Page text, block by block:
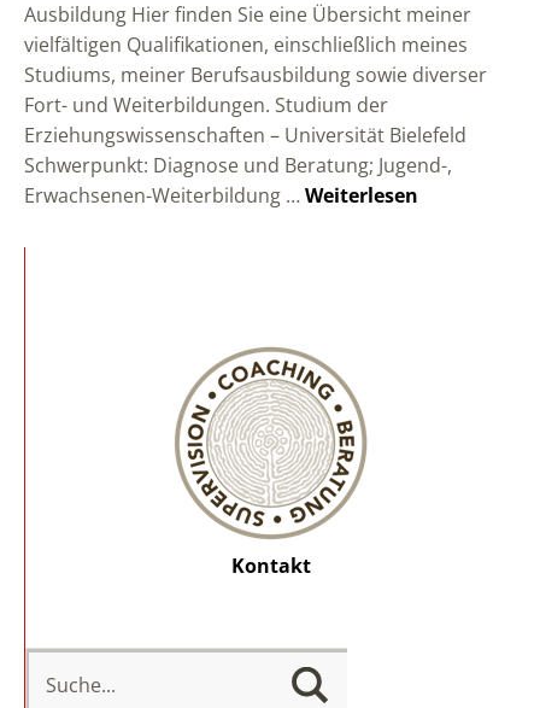
Ausbildung Hier finden Sie eine Übersicht meiner
vielfältigen Qualifikationen, einschließlich meines
Studiums, meiner Berufsausbildung sowie diverser
Fort- und Weiterbildungen. Studium der
Erziehungswissenschaften – Universität Bielefeld
Schwerpunkt: Diagnose und Beratung; Jugend-,
Erwachsenen-Weiterbildung …Weiterlesen
Kontakt